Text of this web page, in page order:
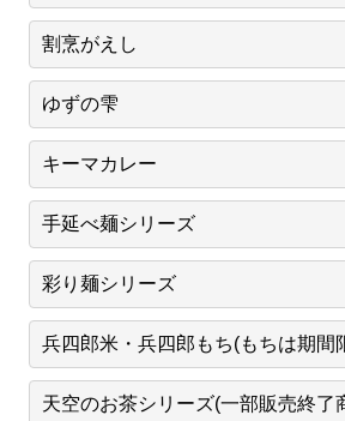
割烹がえし
ゆずの雫
キーマカレー
手延べ麺シリーズ
彩り麺シリーズ
兵四郎米・兵四郎もち(もちは期間
天空のお茶シリーズ(一部販売終了